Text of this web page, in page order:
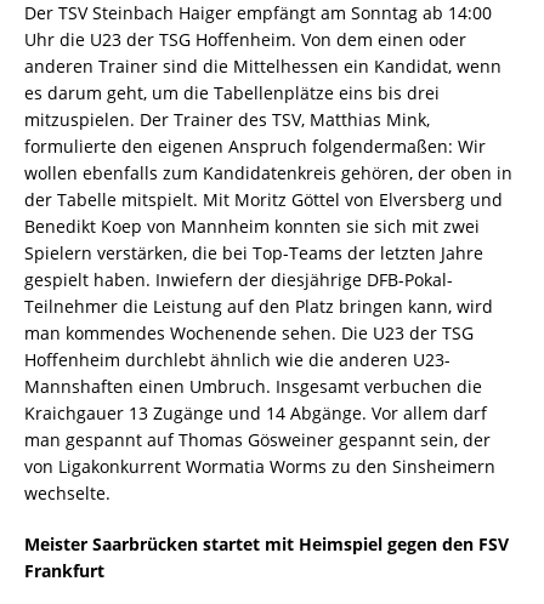
Der TSV Steinbach Haiger empfängt am Sonntag ab 14:00
Uhr die U23 der TSG Hoffenheim. Von dem einen oder
anderen Trainer sind die Mittelhessen ein Kandidat, wenn
es darum geht, um die Tabellenplätze eins bis drei
mitzuspielen. Der Trainer des TSV, Matthias Mink,
formulierte den eigenen Anspruch folgendermaßen: Wir
wollen ebenfalls zum Kandidatenkreis gehören, der oben in
der Tabelle mitspielt. Mit Moritz Göttel von Elversberg und
Benedikt Koep von Mannheim konnten sie sich mit zwei
Spielern verstärken, die bei Top-Teams der letzten Jahre
gespielt haben. Inwiefern der diesjährige DFB-Pokal-
Teilnehmer die Leistung auf den Platz bringen kann, wird
man kommendes Wochenende sehen. Die U23 der TSG
Hoffenheim durchlebt ähnlich wie die anderen U23-
Mannshaften einen Umbruch. Insgesamt verbuchen die
Kraichgauer 13 Zugänge und 14 Abgänge. Vor allem darf
man gespannt auf Thomas Gösweiner gespannt sein, der
von Ligakonkurrent Wormatia Worms zu den Sinsheimern
wechselte.
Meister Saarbrücken startet mit Heimspiel gegen den FSV
Frankfurt